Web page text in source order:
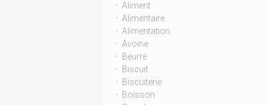
Aliment
Alimentaire
Alimentation
Avoine
Beurre
Biscuit
Biscuiterie
Boisson